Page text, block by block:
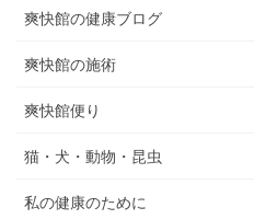
爽快館の健康ブログ
爽快館の施術
爽快館便り
猫・犬・動物・昆虫
私の健康のために